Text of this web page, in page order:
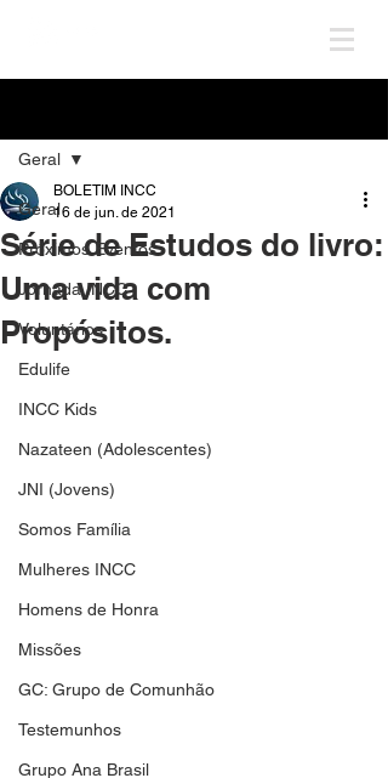
Geral
Próximos Eventos
Jornada INCC
Voluntários
Edulife
INCC Kids
Nazateen (Adolescentes)
JNI (Jovens)
Somos Família
Mulheres INCC
Homens de Honra
Missões
GC: Grupo de Comunhão
Testemunhos
Grupo Ana Brasil
Geral
Série de Estudos do livro:
Uma vida com
Propósitos.
BOLETIM INCC
16 de jun. de 2021